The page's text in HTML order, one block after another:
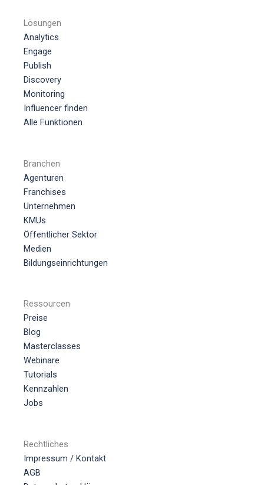
Lösungen
Analytics
Engage
Publish
Discovery
Monitoring
Influencer finden
Alle Funktionen
Branchen
Agenturen
Franchises
Unternehmen
KMUs
Öffentlicher Sektor
Medien
Bildungseinrichtungen
Ressourcen
Preise
Blog
Masterclasses
Webinare
Tutorials
Kennzahlen
Jobs
Rechtliches
Impressum / Kontakt
AGB